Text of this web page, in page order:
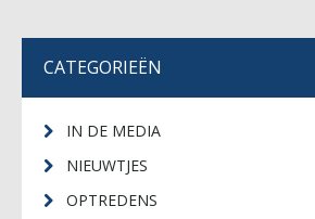
CATEGORIEËN
IN DE MEDIA
NIEUWTJES
OPTREDENS